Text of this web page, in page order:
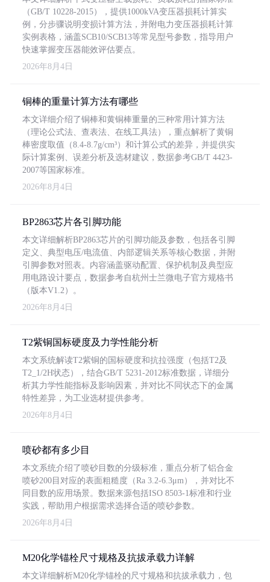
（GB/T 10228-2015），提供1000kVA变压器损耗计算实
例，分步骤说明变损计算方法，并附电力变压器损耗计算
实例表格，涵盖SCB10/SCB13等常见型号参数，指导用户
快速掌握变压器能效评估要点。
2026年8月4日
铜棒的重量计算方法有哪些
本文详细介绍了铜棒和黄铜棒重量的三种常用计算方法
（理论公式法、查表法、在线工具法），重点解析了黄铜
棒密度取值（8.4-8.7g/cm³）和计算公式的差异，并提供实
际计算案例、误差分析及选材建议，数据参考GB/T 4423-
2007等国家标准。
2026年8月4日
BP2863芯片各引脚功能
本文详细解析BP2863芯片的引脚功能及参数，包括各引脚
定义、典型电压/电流值、内部逻辑关系等核心数据，并附
引脚参数对照表。内容涵盖驱动配置、保护机制及典型应
用电路设计要点，数据参考自杭州士兰微电子官方规格书
（版本V1.2）。
2026年8月4日
T2紫铜国标硬度及力学性能分析
本文系统解读T2紫铜的国标硬度和抗拉强度（包括T2及
T2_1/2H状态），结合GB/T 5231-2012标准数据，详细分
析其力学性能指标及影响因素，并对比不同状态下的金属
特性差异，为工业选材提供参考。
2026年8月4日
喷砂都有多少目
本文系统介绍了喷砂目数的分级标准，重点分析了铝合金
喷砂200目对应的表面粗糙度（Ra 3.2-6.3μm），并对比不
同目数的应用场景。数据来源包括ISO 8503-1标准和行业
实践，帮助用户根据需求选择合适的喷砂参数。
2026年8月4日
M20化学锚栓尺寸规格及抗拔承载力详解
本文详细解析M20化学锚栓的尺寸规格和抗拔承载力，包